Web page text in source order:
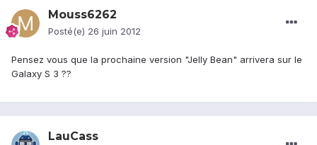
Mouss6262
Posté(e) 26 juin 2012
Pensez vous que la prochaine version "Jelly Bean" arrivera sur le
Galaxy S 3 ??
LauCass